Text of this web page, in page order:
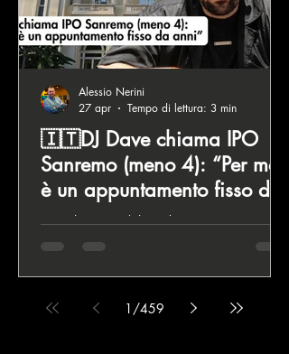
🇮🇹DJ Dave chiama IPO
Sanremo (meno 4): “Per me
è un appuntamento fisso da
anni”
A pochi giorni dal via di IPO Sanremo 2026,
abbiamo raccolto le sensazioni di Davide
abituale del circuito e volto ben conosciuto da
non solo. Ne emerge il ritratto di un festival
Alessio Nerini
27 apr
Tempo di lettura: 3 min
1 /459